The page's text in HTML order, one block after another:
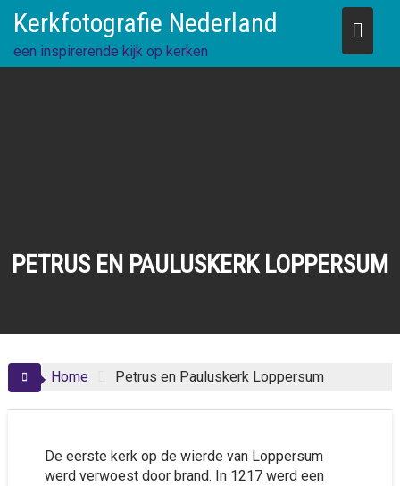
content
Kerkfotografie Nederland
een inspirerende kijk op kerken
PETRUS EN PAULUSKERK LOPPERSUM
Home Petrus en Pauluskerk Loppersum
De eerste kerk op de wierde van Loppersum
werd verwoest door brand. In 1217 werd een